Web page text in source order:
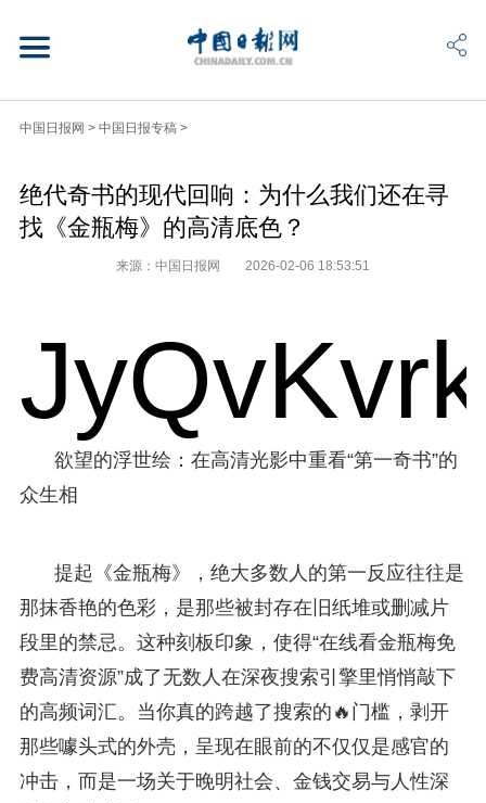
中国日报网 > 中国日报专稿 >
绝代奇书的现代回响：为什么我们还在寻
找《金瓶梅》的高清底色？
来源：中国日报网 2026-02-06 18:53:51
欲望的浮世绘：在高清光影中重看“第一奇书”的
众生相
提起《金瓶梅》，绝大多数人的第一反应往往是
那抹香艳的色彩，是那些被封存在旧纸堆或删减片
段里的禁忌。这种刻板印象，使得“在线看金瓶梅免
费高清资源”成了无数人在深夜搜索引擎里悄悄敲下
的高频词汇。当你真的跨越了搜索的🔥门槛，剥开
那些噱头式的外壳，呈现在眼前的不仅仅是感官的
冲击，而是一场关于晚明社会、金钱交易与人性深